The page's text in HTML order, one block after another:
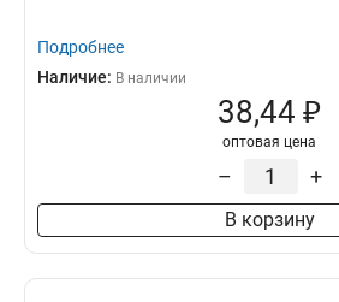
Подробнее
Наличие: В наличии
38,44 ₽
оптовая цена
– +
В корзину